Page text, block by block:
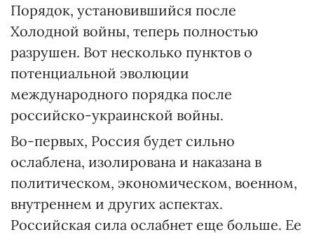
Порядок, установившийся после
Холодной войны, теперь полностью
разрушен. Вот несколько пунктов о
потенциальной эволюции
международного порядка после
российско-украинской войны.
Во-первых, Россия будет сильно
ослаблена, изолирована и наказана в
политическом, экономическом, военном,
внутреннем и других аспектах.
Российская сила ослабнет еще больше. Ее